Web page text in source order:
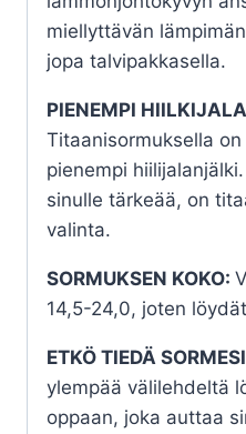
miellyttävän
jopa talvipakkasella.
PIENEMPI
Titaanisormuksella
pienempi
sinulle tärkeää, on
valinta.
SORMUKSEN KOKO:
14,5-24,0, joten
ETKÖ TIEDÄ
ylempää välilehdeltä
oppaan, joka auttaa